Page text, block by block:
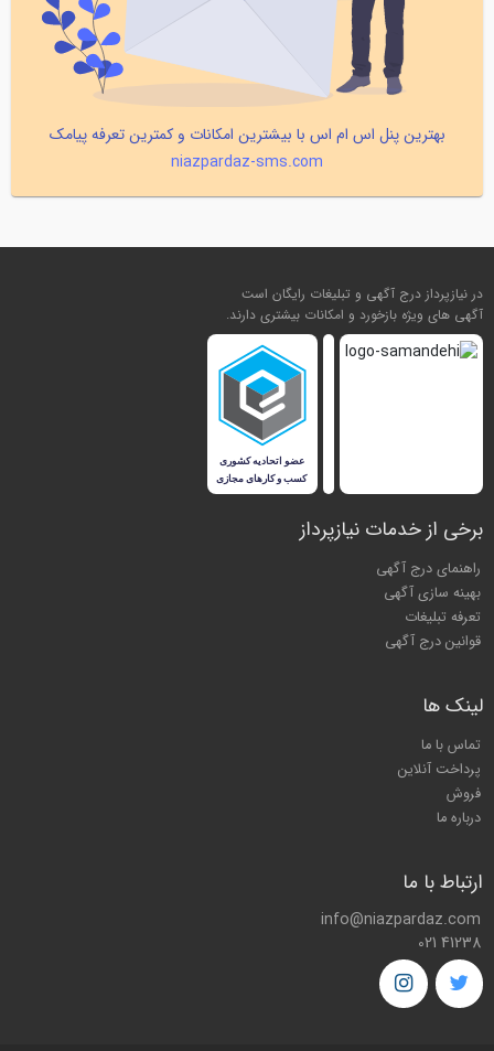
بهترین پنل اس ام اس با بیشترین امکانات و کمترین تعرفه پیامک
niazpardaz-sms.com
در نیازپرداز درج آگهی و تبلیغات رایگان است
آگهی های ویژه بازخورد و امکانات بیشتری دارند.
برخی از خدمات نیازپرداز
راهنمای درج آگهی
بهینه سازی آگهی
تعرفه تبلیغات
قوانین درج آگهی
لینک ها
تماس با ما
پرداخت آنلاین
فروش
درباره ما
ارتباط با ما
info@niazpardaz.com
021 41238